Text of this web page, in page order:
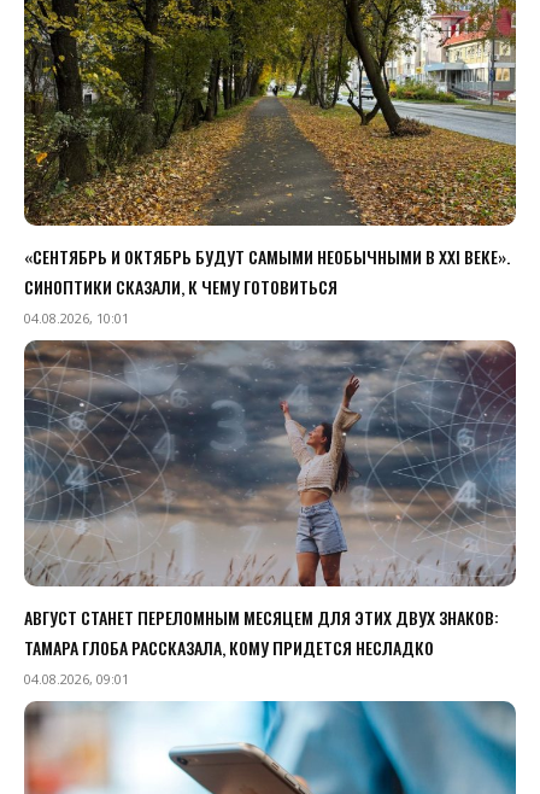
«СЕНТЯБРЬ И ОКТЯБРЬ БУДУТ САМЫМИ НЕОБЫЧНЫМИ В XXI ВЕКЕ».
СИНОПТИКИ СКАЗАЛИ, К ЧЕМУ ГОТОВИТЬСЯ
04.08.2026, 10:01
АВГУСТ СТАНЕТ ПЕРЕЛОМНЫМ МЕСЯЦЕМ ДЛЯ ЭТИХ ДВУХ ЗНАКОВ:
ТАМАРА ГЛОБА РАССКАЗАЛА, КОМУ ПРИДЕТСЯ НЕСЛАДКО
04.08.2026, 09:01